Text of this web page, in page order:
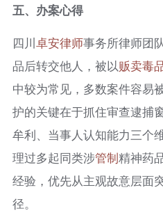
五、办案心得
四川卓安律师事务所律师团
品后转交他人，被以贩卖毒
中较为常见，多数案件容易
护的关键在于抓住审查逮捕
牟利、当事人认知能力三个
理过多起同类涉管制精神药
经验，优先从主观故意层面
径。